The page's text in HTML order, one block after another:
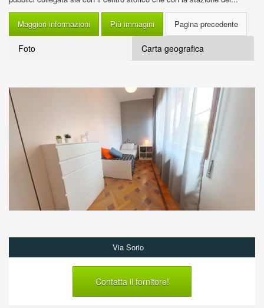
Maggiori informazioni Più immagini
Foto Carta geografica
Via Sorio
Contatta il fornitore!